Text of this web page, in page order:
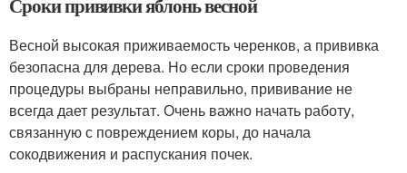
Сроки прививки яблонь весной
Весной высокая приживаемость черенков, а прививка
безопасна для дерева. Но если сроки проведения
процедуры выбраны неправильно, прививание не
всегда дает результат. Очень важно начать работу,
связанную с повреждением коры, до начала
сокодвижения и распускания почек.